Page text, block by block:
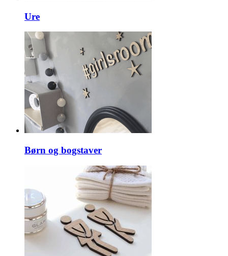
Ure
Børn og bogstaver